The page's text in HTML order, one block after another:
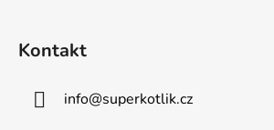
Kontakt
info@superkotlik.cz